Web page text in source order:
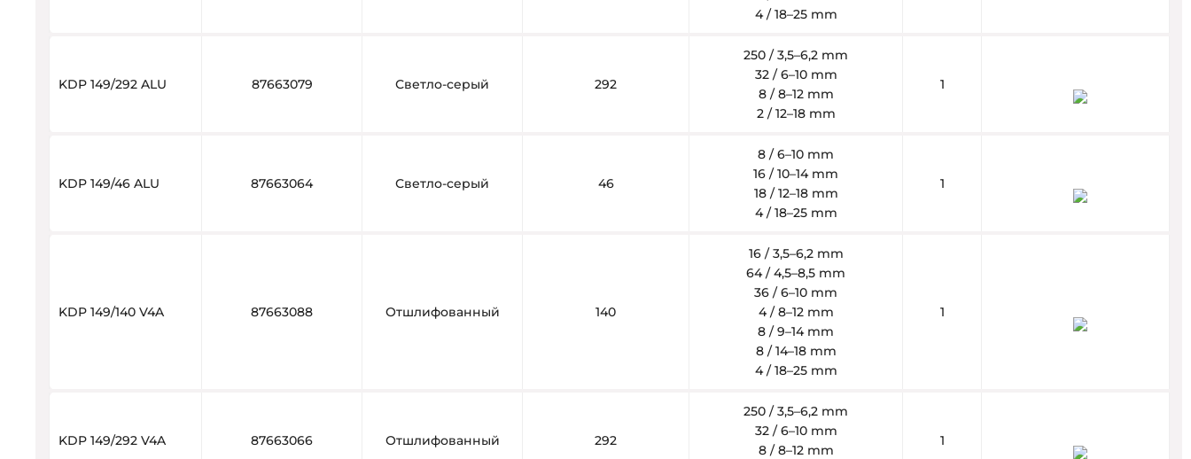
4 / 18–25 mm
KDP 149/292 ALU 87663079 Светло-серый 292
250 / 3,5–6,2 mm
32 / 6–10 mm
8 / 8–12 mm
2 / 12–18 mm
1
KDP 149/46 ALU 87663064 Светло-серый 46
8 / 6–10 mm
16 / 10–14 mm
18 / 12–18 mm
4 / 18–25 mm
1
KDP 149/140 V4A 87663088 Отшлифованный 140
16 / 3,5–6,2 mm
64 / 4,5–8,5 mm
36 / 6–10 mm
4 / 8–12 mm
8 / 9–14 mm
8 / 14–18 mm
4 / 18–25 mm
1
KDP 149/292 V4A 87663066 Отшлифованный 292
250 / 3,5–6,2 mm
32 / 6–10 mm
8 / 8–12 mm
1